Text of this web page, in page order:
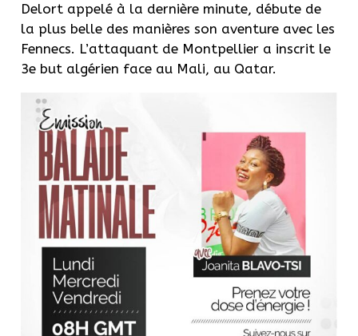
Delort appelé à la dernière minute, débute de
la plus belle des manières son aventure avec les
Fennecs. L’attaquant de Montpellier a inscrit le
3e but algérien face au Mali, au Qatar.